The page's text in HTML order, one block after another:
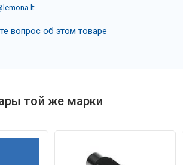
вопрос об этом товаре
той же марки